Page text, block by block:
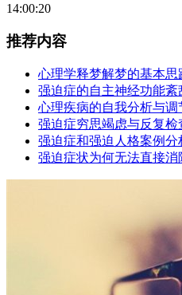
14:00:20
推荐内容
心理学释梦解梦的基本思
强迫症的自主神经功能紊
心理疾病的自我分析与调
强迫症穷思竭虑与反复检
强迫症和强迫人格案例分
强迫症状为何无法直接消